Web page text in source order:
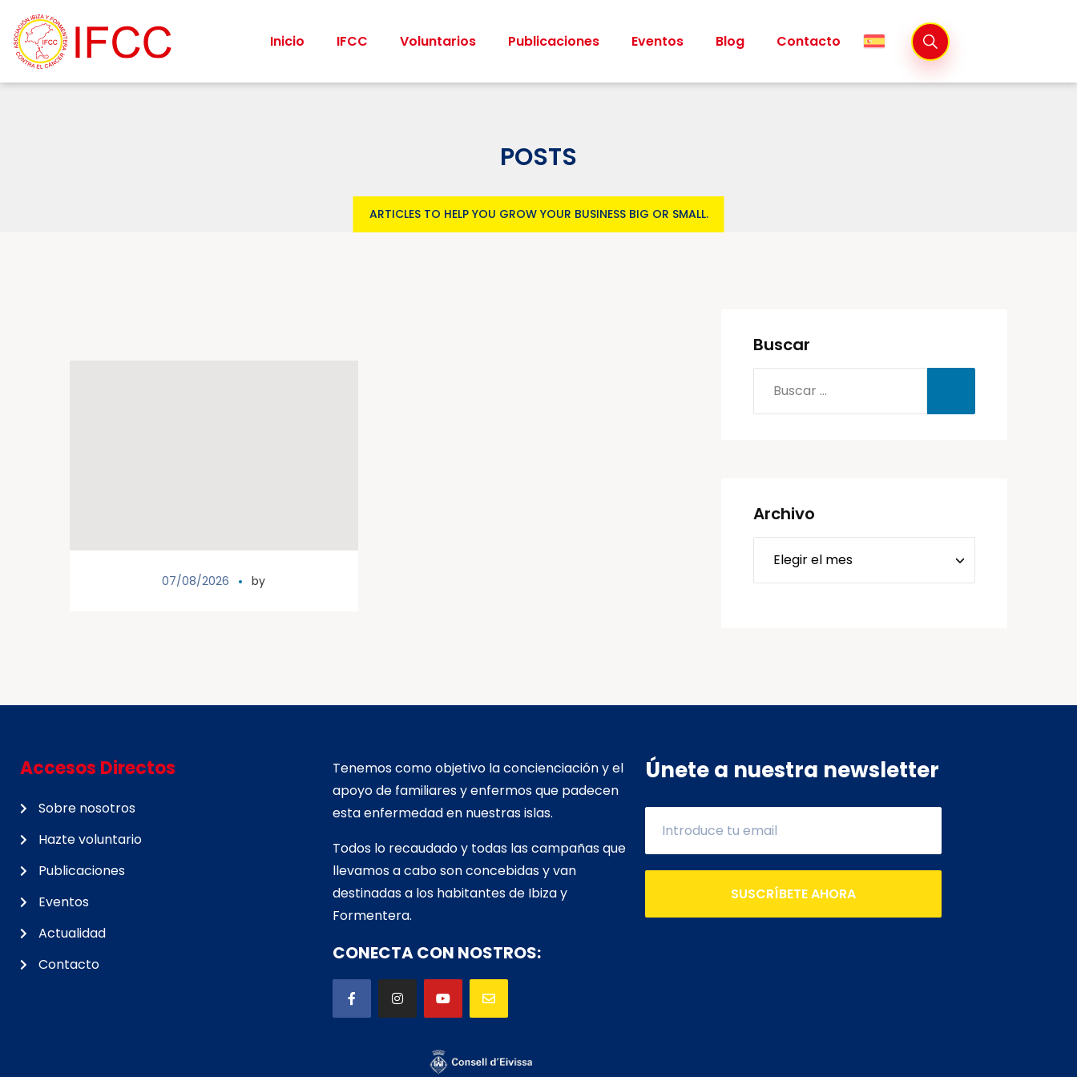
Inicio IFCC Voluntarios Publicaciones Eventos Blog Contacto
POSTS
ARTICLES TO HELP YOU GROW YOUR BUSINESS BIG OR SMALL.
07/08/2026 by
Buscar
Archivo
Accesos Directos
Sobre nosotros
Hazte voluntario
Publicaciones
Eventos
Actualidad
Contacto
Tenemos como objetivo la concienciación y el
apoyo de familiares y enfermos que padecen
esta enfermedad en nuestras islas.
Todos lo recaudado y todas las campañas que
llevamos a cabo son concebidas y van
destinadas a los habitantes de Ibiza y
Formentera.
CONECTA CON NOSTROS:
Únete a nuestra newsletter
SUSCRÍBETE AHORA